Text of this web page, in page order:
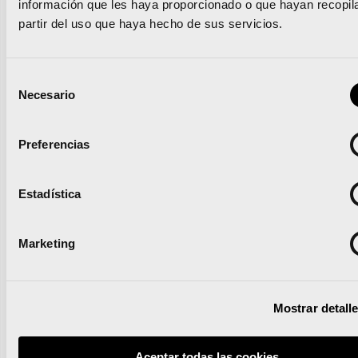
información que les haya proporcionado o que hayan
partir del uso que haya hecho de sus servicios.
Necesario
Preferencias
Estadística
Marketing
Mostrar
Villena, Pavía, Mediterráneo y Luis Peixó hasta
finalizar el circuito circular nuevamente en la
más Etiquetas de la IAAF
prácticos del 10K, Medio y Maratón Valencia